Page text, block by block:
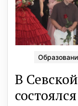
В